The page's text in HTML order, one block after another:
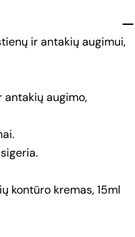
ir antakių augimui,
augimo,
kontūro kremas, 15ml